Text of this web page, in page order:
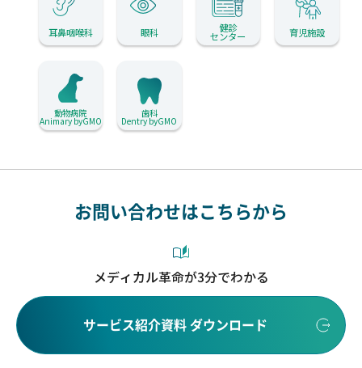
耳鼻咽喉科 眼科 健診
センター 育児施設
動物病院
Animary byGMO
歯科
Dentry byGMO
お問い合わせはこちらから
メディカル革命が3分でわかる
サービス紹介資料 ダウンロード